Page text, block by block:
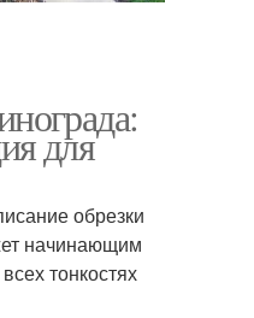
для
обрезки
начинающим
тонкостях